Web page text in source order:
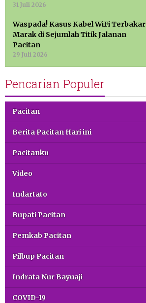
31 Juli 2026
Waspada! Kasus Kabel WiFi Terbakar
Marak di Sejumlah Titik Jalanan
Pacitan
29 Juli 2026
Pencarian Populer
Pacitan
Berita Pacitan Hari ini
Pacitanku
Video
Indartato
Bupati Pacitan
Pemkab Pacitan
Pilbup Pacitan
Indrata Nur Bayuaji
COVID-19